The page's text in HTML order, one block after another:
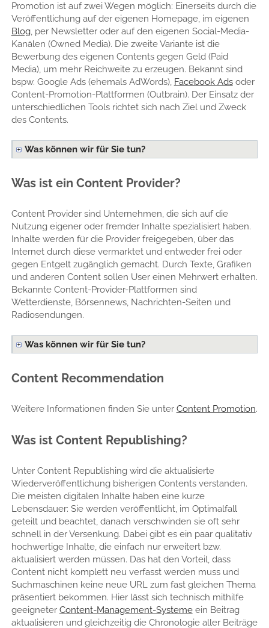
Promotion ist auf zwei Wegen möglich: Einerseits durch die
Veröffentlichung auf der eigenen Homepage, im eigenen
Blog, per Newsletter oder auf den eigenen Social-Media-
Kanälen (Owned Media). Die zweite Variante ist die
Bewerbung des eigenen Contents gegen Geld (Paid
Media), um mehr Reichweite zu erzeugen. Bekannt sind
bspw. Google Ads (ehemals AdWords), Facebook Adsoder
Content-Promotion-Plattformen (Outbrain). Der Einsatz der
unterschiedlichen Tools richtet sich nach Ziel und Zweck
des Contents.
Was können wir für Sie tun?
Was ist ein Content Provider?
Content Provider sind Unternehmen, die sich auf die
Nutzung eigener oder fremder Inhalte spezialisiert haben.
Inhalte werden für die Provider freigegeben, über das
Internet durch diese vermarktet und entweder frei oder
gegen Entgelt zugänglich gemacht. Durch Texte, Grafiken
und anderen Content sollen User einen Mehrwert erhalten.
Bekannte Content-Provider-Plattformen sind
Wetterdienste, Börsennews, Nachrichten-Seiten und
Radiosendungen.
Was können wir für Sie tun?
Content Recommendation
Weitere Informationen finden Sie unter Content Promotion.
Was ist Content Republishing?
Unter Content Republishing wird die aktualisierte
Wiederveröffentlichung bisherigen Contents verstanden.
Die meisten digitalen Inhalte haben eine kurze
Lebensdauer: Sie werden veröffentlicht, im Optimalfall
geteilt und beachtet, danach verschwinden sie oft sehr
schnell in der Versenkung. Dabei gibt es ein paar qualitativ
hochwertige Inhalte, die einfach nur erweitert bzw.
aktualisiert werden müssen. Das hat den Vorteil, dass
Content nicht komplett neu verfasst werden muss und
Suchmaschinen keine neue URL zum fast gleichen Thema
präsentiert bekommen. Hier lässt sich technisch mithilfe
geeigneter Content-Management-Systemeein Beitrag
aktualisieren und gleichzeitig die Chronologie aller Beiträge